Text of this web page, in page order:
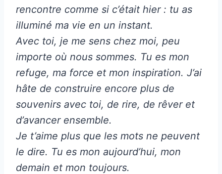
rencontre comme si c’était hier : tu as
illuminé ma vie en un instant.
Avec toi, je me sens chez moi, peu
importe où nous sommes. Tu es mon
refuge, ma force et mon inspiration. J’ai
hâte de construire encore plus de
souvenirs avec toi, de rire, de rêver et
d’avancer ensemble.
Je t’aime plus que les mots ne peuvent
le dire. Tu es mon aujourd’hui, mon
demain et mon toujours.